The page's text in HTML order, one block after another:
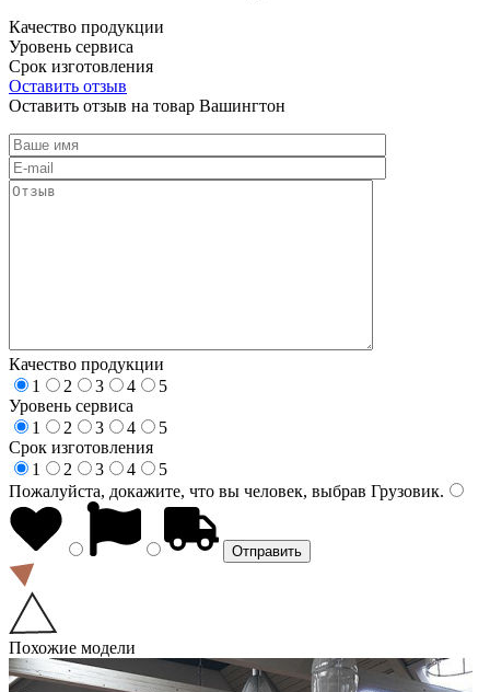
Качество продукции
Уровень сервиса
Срок изготовления
Оставить отзыв
Оставить отзыв на товар Вашингтон
Качество продукции
1
2 3 4
5
Уровень сервиса
1
2 3 4
5
Срок изготовления
1
2 3 4
5
Пожалуйста, докажите, что вы человек, выбрав Грузовик.
Похожие модели